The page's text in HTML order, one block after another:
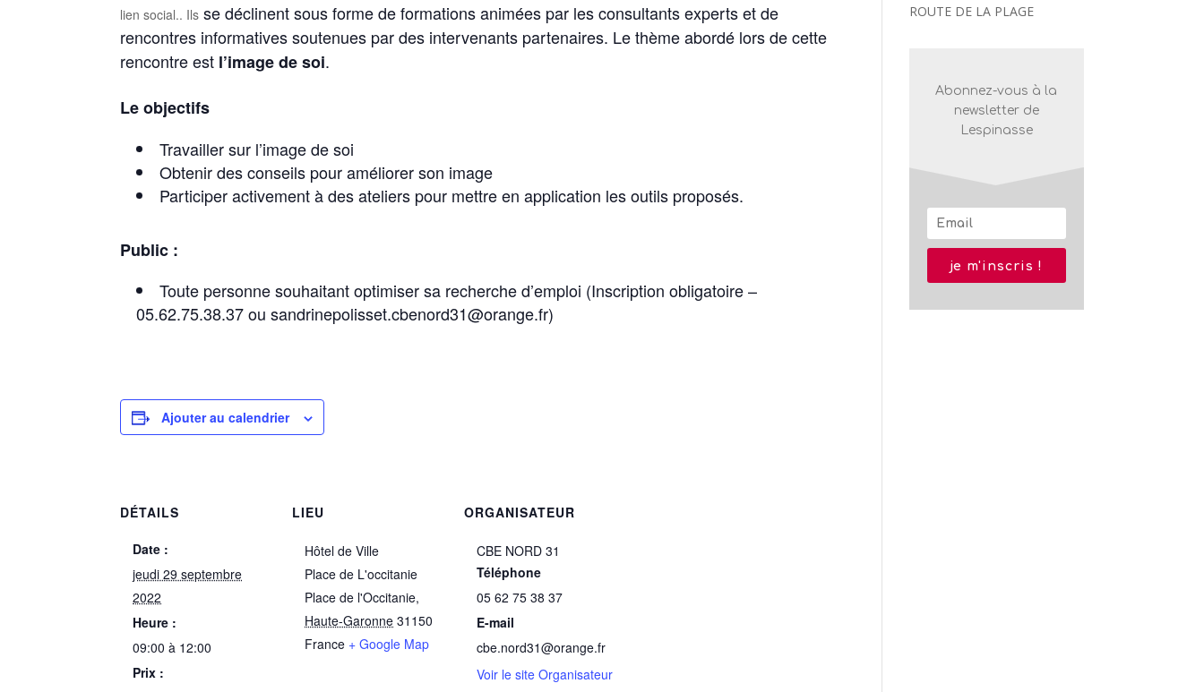
lien social.. Ils se déclinent sous forme de formations animées par les consultants experts et de
rencontres informatives soutenues par des intervenants partenaires. Le thème abordé lors de cette
rencontre est l’image de soi.
Le objectifs
Travailler sur l’image de soi
Obtenir des conseils pour améliorer son image
Participer activement à des ateliers pour mettre en application les outils proposés.
Public :
Toute personne souhaitant optimiser sa recherche d’emploi (Inscription obligatoire –
05.62.75.38.37 ou sandrinepolisset.cbenord31@orange.fr)
Ajouter au calendrier
DÉTAILS
Date :
jeudi 29 septembre
2022
Heure :
09:00 à 12:00
Prix :
LIEU
Hôtel de Ville
Place de L'occitanie
Place de l'Occitanie,
Haute-Garonne 31150
France + Google Map
ORGANISATEUR
CBE NORD 31
Téléphone
05 62 75 38 37
E-mail
cbe.nord31@orange.fr
Voir le site Organisateur
ROUTE DE LA PLAGE
Abonnez-vous à la
newsletter de
Lespinasse
je m'inscris !